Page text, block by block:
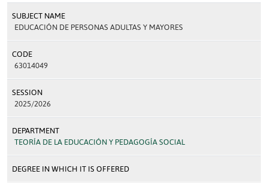
SUBJECT NAME
EDUCACIÓN DE PERSONAS ADULTAS Y MAYORES
CODE
63014049
SESSION
2025/2026
DEPARTMENT
TEORÍA DE LA EDUCACIÓN Y PEDAGOGÍA SOCIAL
DEGREE IN WHICH IT IS OFFERED